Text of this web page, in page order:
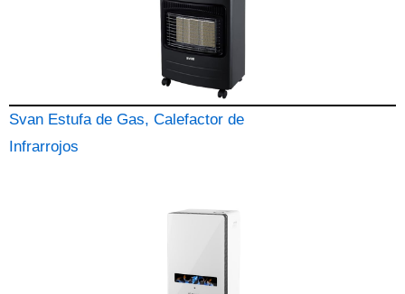
Svan Estufa de Gas, Calefactor de
Infrarrojos